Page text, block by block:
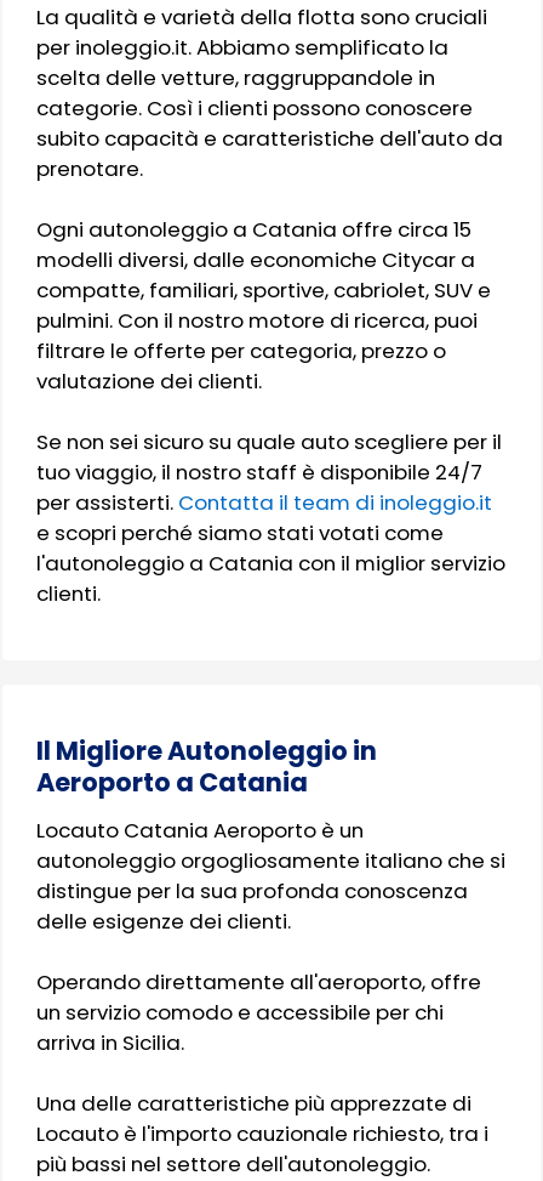
La qualità e varietà della flotta sono cruciali
per inoleggio.it. Abbiamo semplificato la
scelta delle vetture, raggruppandole in
categorie. Così i clienti possono conoscere
subito capacità e caratteristiche dell'auto da
prenotare.
Ogni autonoleggio a Catania offre circa 15
modelli diversi, dalle economiche Citycar a
compatte, familiari, sportive, cabriolet, SUV e
pulmini. Con il nostro motore di ricerca, puoi
filtrare le offerte per categoria, prezzo o
valutazione dei clienti.
Se non sei sicuro su quale auto scegliere per il
tuo viaggio, il nostro staff è disponibile 24/7
per assisterti. Contatta il team di inoleggio.it
e scopri perché siamo stati votati come
l'autonoleggio a Catania con il miglior servizio
clienti.
Il Migliore Autonoleggio in
Aeroporto a Catania
Locauto Catania Aeroporto è un
autonoleggio orgogliosamente italiano che si
distingue per la sua profonda conoscenza
delle esigenze dei clienti.
Operando direttamente all'aeroporto, offre
un servizio comodo e accessibile per chi
arriva in Sicilia.
Una delle caratteristiche più apprezzate di
Locauto è l'importo cauzionale richiesto, tra i
più bassi nel settore dell'autonoleggio.